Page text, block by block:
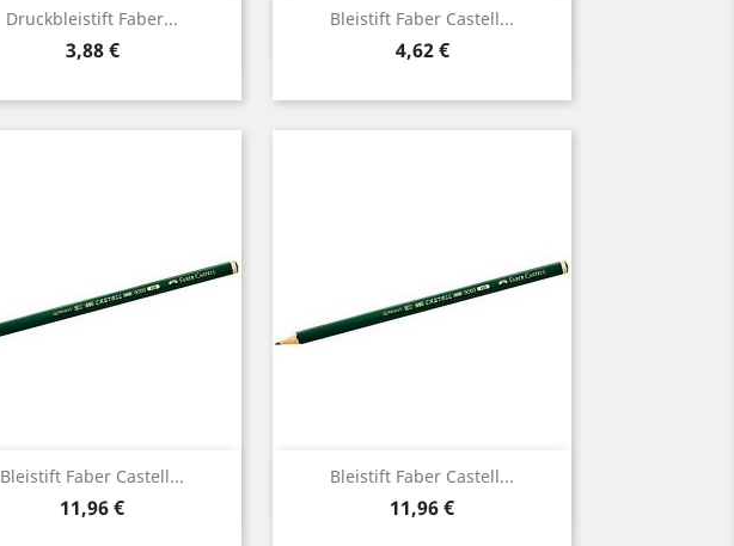
Druckbleistift Faber...
Preis
3,88 €
Vorschau Bleistift Faber Castell...
Preis
4,62 €
 Vorschau
Bleistift Faber Castell...
Preis
11,96 €
 Vorschau Bleistift Faber Castell...
Preis
11,96 €
 Vorschau